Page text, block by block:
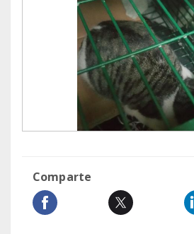
Comparte